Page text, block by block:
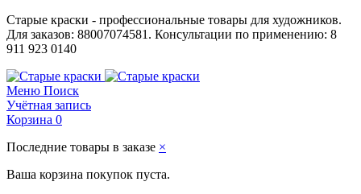
Старые краски - профессиональные товары для художников.
Для заказов: 88007074581. Консультации по применению: 8
911 923 0140
Меню Поиск
Учётная запись
Корзина 0
Последние товары в заказе ×
Ваша корзина покупок пуста.